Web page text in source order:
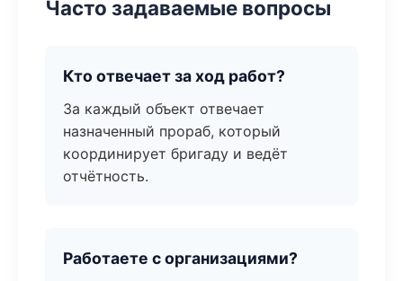
Часто задаваемые вопросы
Кто отвечает за ход работ?
За каждый объект отвечает
назначенный прораб, который
координирует бригаду и ведёт
отчётность.
Работаете с организациями?